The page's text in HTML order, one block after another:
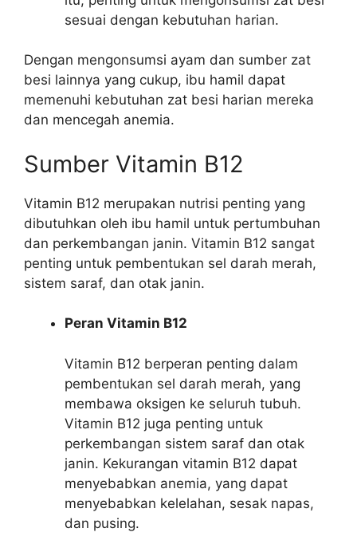
sesuai dengan kebutuhan harian.
Dengan mengonsumsi ayam dan sumber zat
besi lainnya yang cukup, ibu hamil dapat
memenuhi kebutuhan zat besi harian mereka
dan mencegah anemia.
Sumber Vitamin B12
Vitamin B12 merupakan nutrisi penting yang
dibutuhkan oleh ibu hamil untuk pertumbuhan
dan perkembangan janin. Vitamin B12 sangat
penting untuk pembentukan sel darah merah,
sistem saraf, dan otak janin.
Peran Vitamin B12
Vitamin B12 berperan penting dalam
pembentukan sel darah merah, yang
membawa oksigen ke seluruh tubuh.
Vitamin B12 juga penting untuk
perkembangan sistem saraf dan otak
janin. Kekurangan vitamin B12 dapat
menyebabkan anemia, yang dapat
menyebabkan kelelahan, sesak napas,
dan pusing.